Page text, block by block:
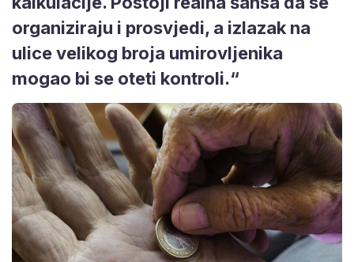
organiziraju i prosvjedi, a izlazak na
ulice velikog broja umirovljenika
mogao bi se oteti kontroli.“